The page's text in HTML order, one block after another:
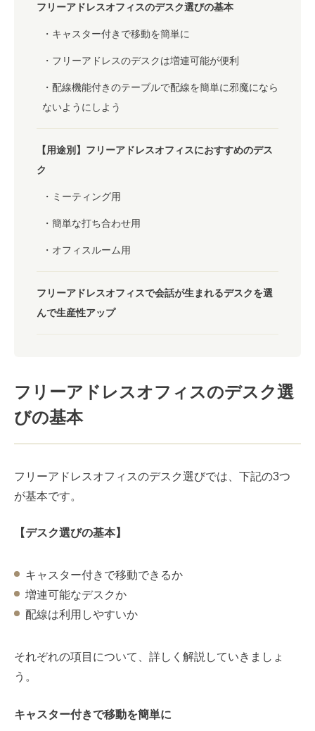
フリーアドレスオフィスのデスク選びの基本
キャスター付きで移動を簡単に
フリーアドレスのデスクは増連可能が便利
配線機能付きのテーブルで配線を簡単に邪魔になら
ないようにしよう
【用途別】フリーアドレスオフィスにおすすめのデス
ク
ミーティング用
簡単な打ち合わせ用
オフィスルーム用
フリーアドレスオフィスで会話が生まれるデスクを選
んで生産性アップ
フリーアドレスオフィスのデスク選
びの基本
フリーアドレスオフィスのデスク選びでは、下記の3つ
が基本です。
【デスク選びの基本】
キャスター付きで移動できるか
増連可能なデスクか
配線は利用しやすいか
それぞれの項目について、詳しく解説していきましょ
う。
キャスター付きで移動を簡単に